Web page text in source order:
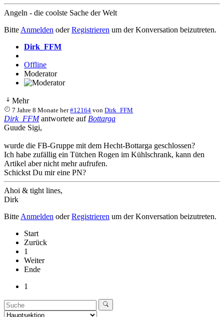
Angeln - die coolste Sache der Welt
Bitte Anmelden oderRegistrieren um der Konversation beizutreten.
Dirk_FFM
Offline
Moderator
Mehr
7 Jahre 8 Monate her #12164 vonDirk_FFM
Dirk_FFMantwortete auf Bottarga
Guude Sigi,
wurde die FB-Gruppe mit dem Hecht-Bottarga geschlossen?
Ich habe zufällig ein Tütchen Rogen im Kühlschrank, kann den
Artikel aber nicht mehr aufrufen.
Schickst Du mir eine PN?
Ahoi & tight lines,
Dirk
Bitte Anmelden oderRegistrieren um der Konversation beizutreten.
Start
Zurück
1
Weiter
Ende
1